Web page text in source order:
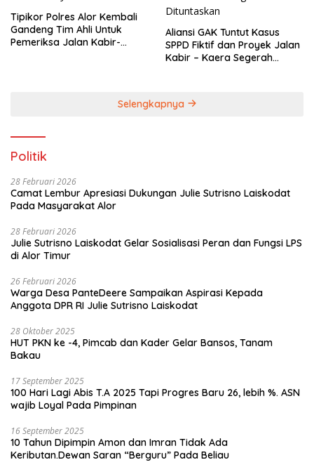
Tipikor Polres Alor Kembali
Gandeng Tim Ahli Untuk
Pemeriksa Jalan Kabir-
Aliansi GAK Tuntut Kasus
SPPD Fiktif dan Proyek Jalan
Kabir – Kaera Segerah
Selengkapnya
Politik
28 Februari 2026
Camat Lembur Apresiasi Dukungan Julie Sutrisno Laiskodat
Pada Masyarakat Alor
28 Februari 2026
Julie Sutrisno Laiskodat Gelar Sosialisasi Peran dan Fungsi LPS
di Alor Timur
26 Februari 2026
Warga Desa PanteDeere Sampaikan Aspirasi Kepada
Anggota DPR RI Julie Sutrisno Laiskodat
28 Oktober 2025
HUT PKN ke -4, Pimcab dan Kader Gelar Bansos, Tanam
Bakau
17 September 2025
100 Hari Lagi Abis T.A 2025 Tapi Progres Baru 26, lebih %. ASN
wajib Loyal Pada Pimpinan
16 September 2025
10 Tahun Dipimpin Amon dan Imran Tidak Ada
Keributan.Dewan Saran “Berguru” Pada Beliau